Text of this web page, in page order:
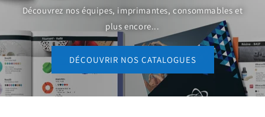
Découvrez nos équipes, imprimantes, consommables et
plus encore...
DÉCOUVRIR NOS CATALOGUES